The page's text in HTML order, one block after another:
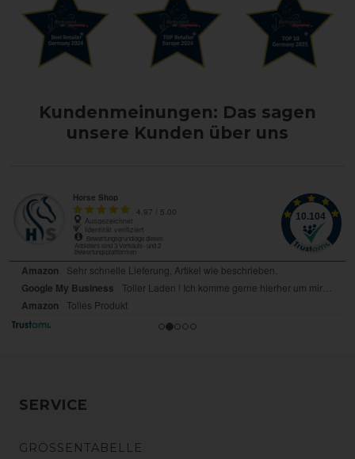
Kundenmeinungen: Das sagen
unsere Kunden über uns
SERVICE
GRÖSSENTABELLE